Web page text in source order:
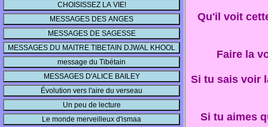
Qu'il voit
Faire la
Si tu sais voir
Si tu aimes